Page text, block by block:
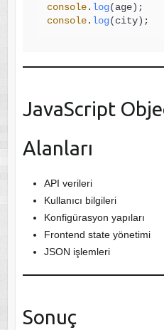
console. log
console. log
JavaScript
Alanları
API verileri
Kullanıcı bilgileri
Konfigürasyon yapıları
Frontend state yönetimi
JSON işlemleri
Sonuç